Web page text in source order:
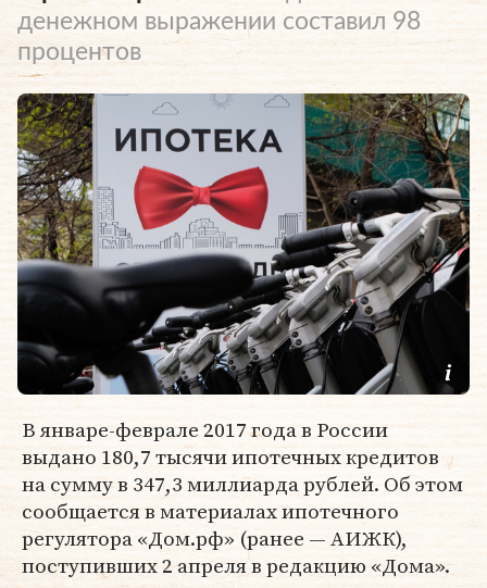
денежном выражении составил 98
процентов
В январе-феврале 2017 года в России
выдано 180,7 тысячи ипотечных кредитов
на сумму в 347,3 миллиарда рублей. Об этом
сообщается в материалах ипотечного
регулятора «Дом.рф» (ранее — АИЖК),
поступивших 2 апреля в редакцию «Дома».